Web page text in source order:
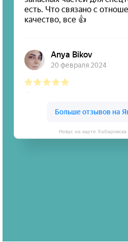
Новус на карте